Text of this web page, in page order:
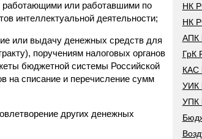
работающими или работавшими по
интеллектуальной деятельности;
или выдачу денежных средств для
поручениям налоговых органов
бюджетной системы Российской
на списание и перечисление сумм
других денежных
НК
НК
АПК
ГрК
КАС
УИК
УПК